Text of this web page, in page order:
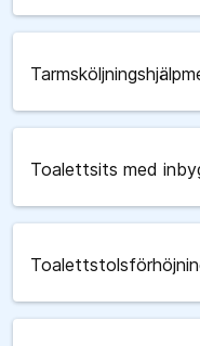
Toalettsits med